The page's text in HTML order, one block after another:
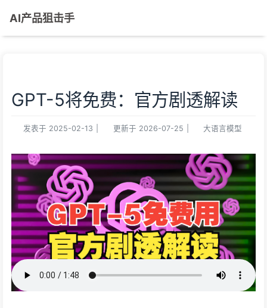
AI产品狙击手
GPT-5将免费：官方剧透解读
发表于 2025-02-13 更新于 2026-07-25 大语言模型